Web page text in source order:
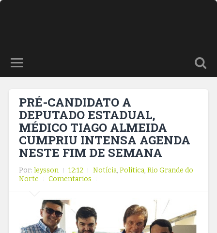
PRÉ-CANDIDATO A
DEPUTADO ESTADUAL,
MÉDICO TIAGO ALMEIDA
CUMPRIU INTENSA AGENDA
NESTE FIM DE SEMANA
Por: leysson 12:12 Notícia, Política, Rio Grande do
Norte
Comentarios